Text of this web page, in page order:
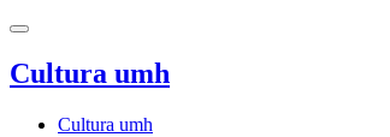
Cultura umh
Cultura umh